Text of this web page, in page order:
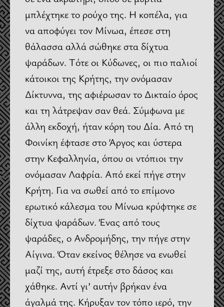
μπλέχτηκε το ρούχο της. Η κοπέλα, για
να αποφύγει τον Μίνωα, έπεσε στη
θάλασσα αλλά σώθηκε στα δίχτυα
ψαράδων. Τότε οι Κύδωνες, οι πιο παλιοί
κάτοικοι της Κρήτης, την ονόμασαν
Δίκτυννα, της αφιέρωσαν το Δικταίο όρος
και τη λάτρεψαν σαν θεά. Σύμφωνα με
άλλη εκδοχή, ήταν κόρη του Δία. Από τη
Φοινίκη έφτασε στο Άργος και ύστερα
στην Κεφαλληνία, όπου οι ντόπιοι την
ονόμασαν Λαφρία. Από εκεί πήγε στην
Κρήτη. Για να σωθεί από το επίμονο
ερωτικό κάλεσμα του Μίνωα κρύφτηκε σε
δίχτυα ψαράδων. Ένας από τους
ψαράδες, ο Ανδρομήδης, την πήγε στην
Αίγινα. Όταν εκείνος θέλησε να ενωθεί
μαζί της, αυτή έτρεξε στο δάσος και
χάθηκε. Αντί γι’ αυτήν βρήκαν ένα
άγαλμά της. Κήρυξαν τον τόπο ιερό, την